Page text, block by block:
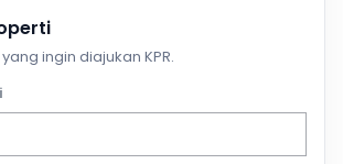
ingin diajukan KPR.